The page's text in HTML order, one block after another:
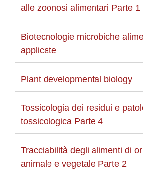
alle zoonosi alimentari Parte 1
Biotecnologie microbiche
applicate
Plant developmental biology
Tossicologia dei residui e
tossicologica Parte 4
Tracciabilità degli alimenti di
animale e vegetale Parte 2